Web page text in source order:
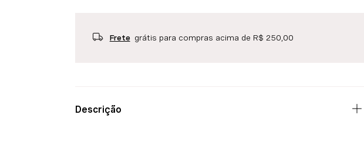
Frete grátis para compras acima de R$ 250,00
Descrição